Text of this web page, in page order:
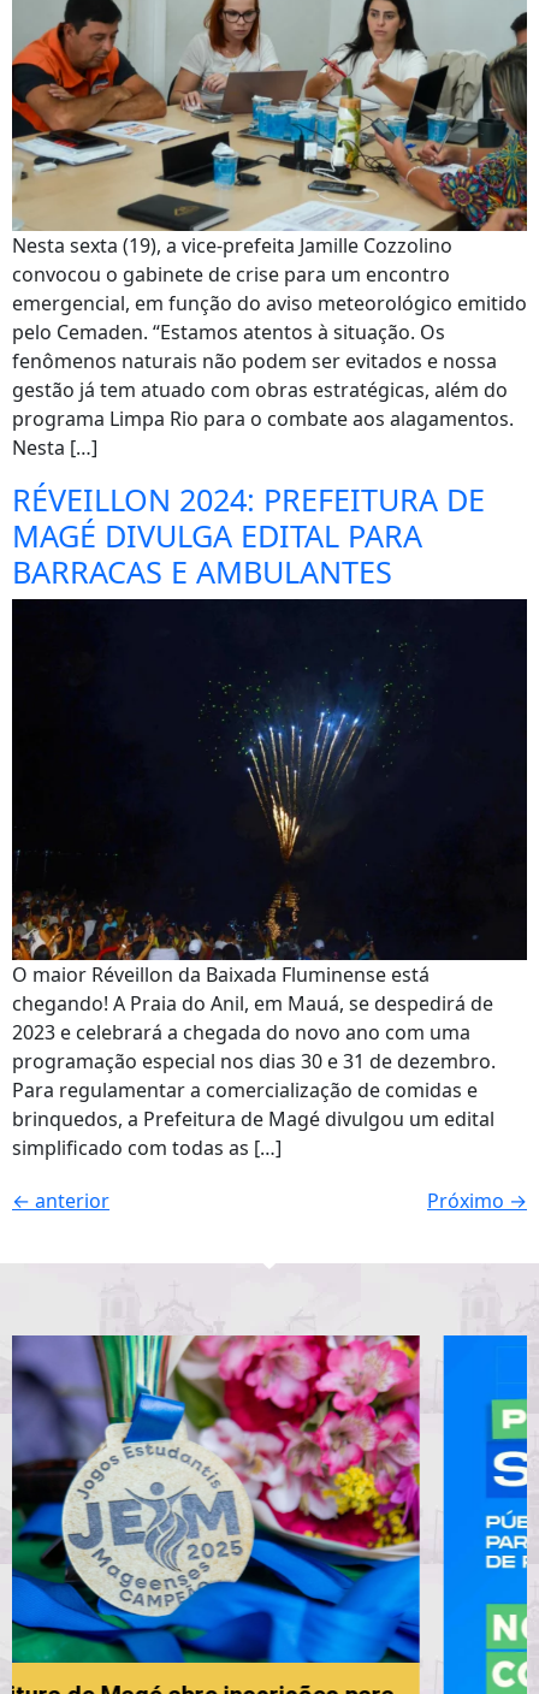
Nesta sexta (19), a vice-prefeita Jamille Cozzolino
convocou o gabinete de crise para um encontro
emergencial, em função do aviso meteorológico emitido
pelo Cemaden. “Estamos atentos à situação. Os
fenômenos naturais não podem ser evitados e nossa
gestão já tem atuado com obras estratégicas, além do
programa Limpa Rio para o combate aos alagamentos.
Nesta […]
RÉVEILLON 2024: PREFEITURA DE
MAGÉ DIVULGA EDITAL PARA
BARRACAS E AMBULANTES
O maior Réveillon da Baixada Fluminense está
chegando! A Praia do Anil, em Mauá, se despedirá de
2023 e celebrará a chegada do novo ano com uma
programação especial nos dias 30 e 31 de dezembro.
Para regulamentar a comercialização de comidas e
brinquedos, a Prefeitura de Magé divulgou um edital
simplificado com todas as […]
← anterior Próximo →